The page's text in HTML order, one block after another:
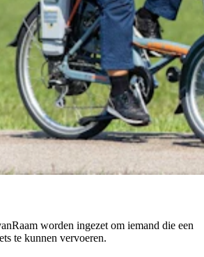
worden ingezet om iemand die een
te kunnen vervoeren.